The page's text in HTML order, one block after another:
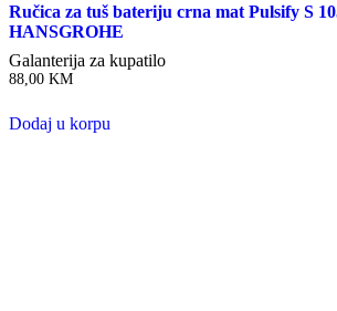
Ručica za tuš bateriju crna mat Pulsify S
HANSGROHE
Galanterija za kupatilo
88,00 KM
Dodaj u korpu